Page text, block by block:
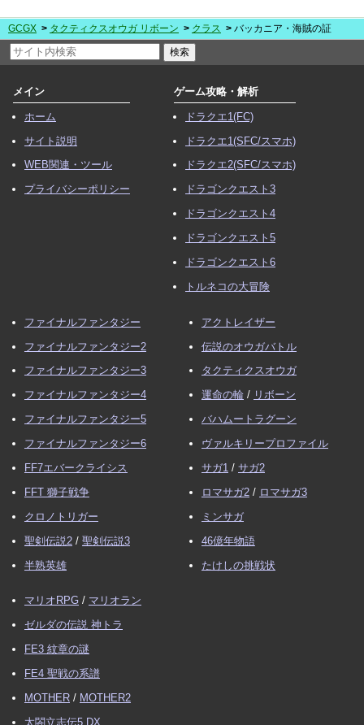
GCGX タクティクスオウガ リボーン クラス バッカニア・海賊の証
メイン
ホーム
サイト説明
WEB関連・ツール
プライバシーポリシー
ゲーム攻略・解析
ドラクエ1(FC)
ドラクエ1(SFC/スマホ)
ドラクエ2(SFC/スマホ)
ドラゴンクエスト3
ドラゴンクエスト4
ドラゴンクエスト5
ドラゴンクエスト6
トルネコの大冒険
ファイナルファンタジー
ファイナルファンタジー2
ファイナルファンタジー3
ファイナルファンタジー4
ファイナルファンタジー5
ファイナルファンタジー6
FF7エバークライシス
FFT 獅子戦争
クロノトリガー
聖剣伝説2 / 聖剣伝説3
半熟英雄
アクトレイザー
伝説のオウガバトル
タクティクスオウガ
運命の輪 / リボーン
バハムートラグーン
ヴァルキリープロファイル
サガ1 / サガ2
ロマサガ2 / ロマサガ3
ミンサガ
46億年物語
たけしの挑戦状
マリオRPG / マリオラン
ゼルダの伝説 神トラ
FE3 紋章の謎
FE4 聖戦の系譜
MOTHER / MOTHER2
太閤立志伝5 DX